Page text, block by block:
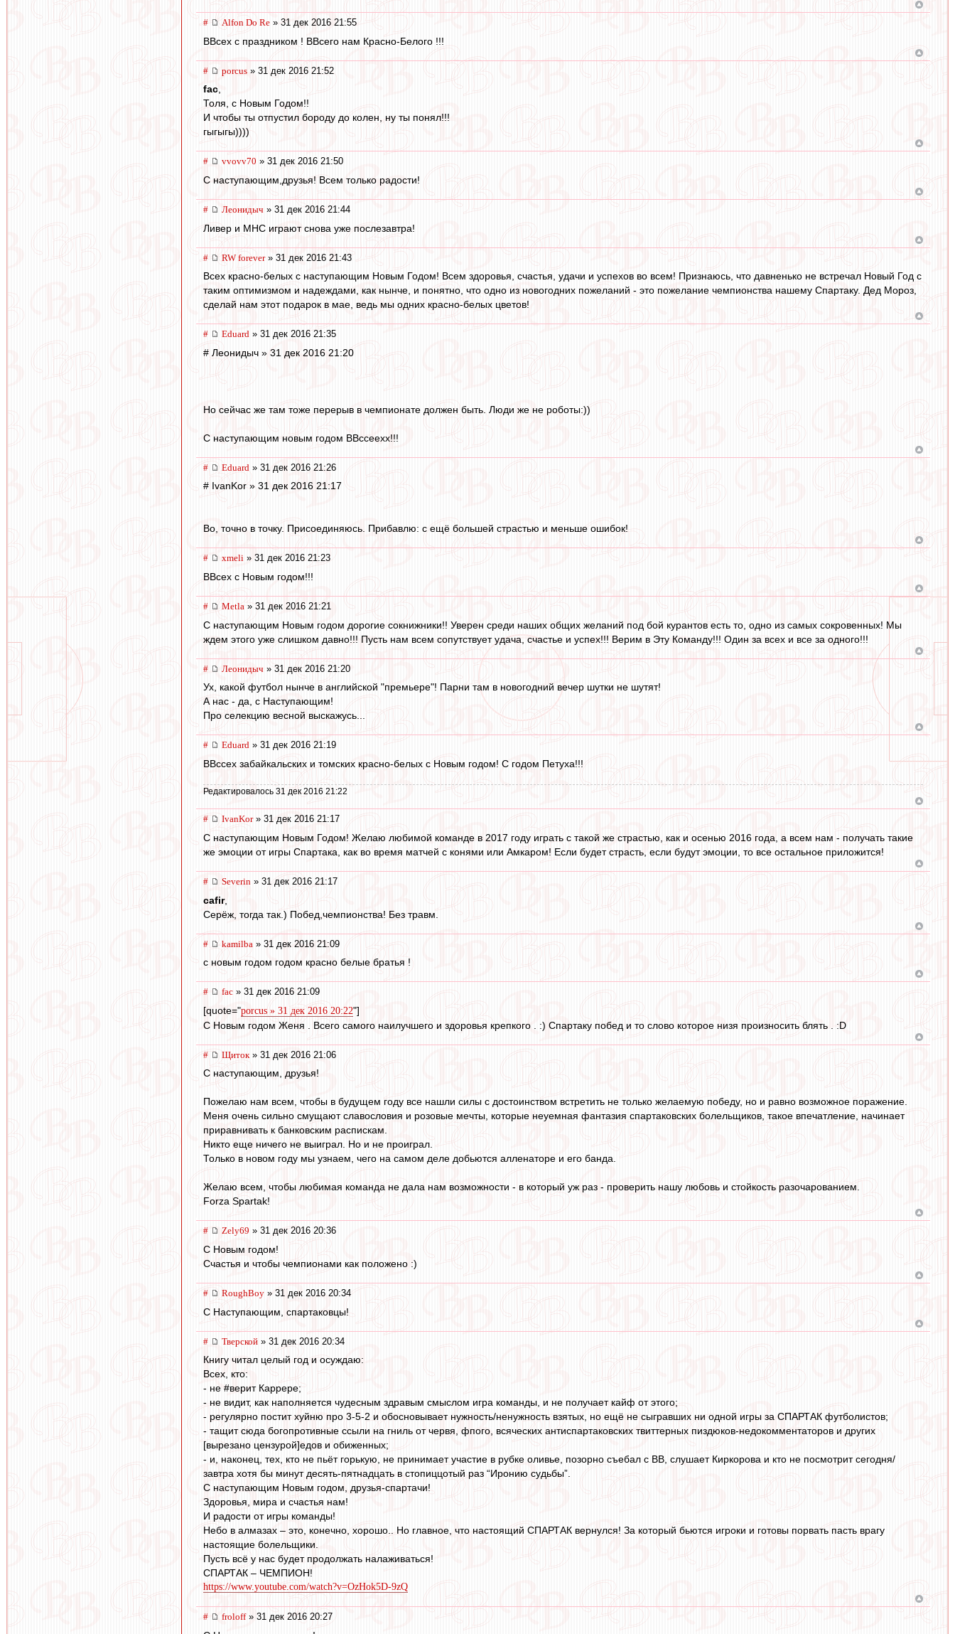
# Alfon Do Re » 31 дек 2016 21:55
ВВсех с праздником ! ВВсего нам Красно-Белого !!!
# porcus » 31 дек 2016 21:52
fac,
Толя, с Новым Годом!!
И чтобы ты отпустил бороду до колен, ну ты понял!!!
гыгыгы))))
# vvovv70 » 31 дек 2016 21:50
С наступающим,друзья! Всем только радости!
# Леонидыч » 31 дек 2016 21:44
Ливер и МНС играют снова уже послезавтра!
# RW forever» 31 дек 2016 21:43
Всех красно-белых с наступающим Новым Годом! Всем здоровья, счастья, удачи и успехов во всем! Признаюсь, что давненько не встречал Новый Год с
таким оптимизмом и надеждами, как нынче, и понятно, что одно из новогодних пожеланий - это пожелание чемпионства нашему Спартаку. Дед Мороз,
сделай нам этот подарок в мае, ведь мы одних красно-белых цветов!
# Eduard » 31 дек 2016 21:35
# Леонидыч » 31 дек 2016 21:20
Но сейчас же там тоже перерыв в чемпионате должен быть. Люди же не роботы:))
С наступающим новым годом ВВссеехх!!!
# Eduard » 31 дек 2016 21:26
# IvanKor » 31 дек 2016 21:17
Во, точно в точку. Присоединяюсь. Прибавлю: с ещё большей страстью и меньше ошибок!
# xmeli » 31 дек 2016 21:23
ВВсех с Новым годом!!!
# Metla » 31 дек 2016 21:21
С наступающим Новым годом дорогие сокнижники!! Уверен среди наших общих желаний под бой курантов есть то, одно из самых сокровенных! Мы
ждем этого уже слишком давно!!! Пусть нам всем сопутствует удача, счастье и успех!!! Верим в Эту Команду!!! Один за всех и все за одного!!!
# Леонидыч » 31 дек 2016 21:20
Ух, какой футбол нынче в английской "премьере"! Парни там в новогодний вечер шутки не шутят!
А нас - да, с Наступающим!
Про селекцию весной выскажусь...
# Eduard » 31 дек 2016 21:19
ВВссех забайкальских и томских красно-белых с Новым годом! С годом Петуха!!!
Редактировалось 31 дек 2016 21:22
# IvanKor» 31 дек 2016 21:17
С наступающим Новым Годом! Желаю любимой команде в 2017 году играть с такой же страстью, как и осенью 2016 года, а всем нам - получать такие
же эмоции от игры Спартака, как во время матчей с конями или Амкаром! Если будет страсть, если будут эмоции, то все остальное приложится!
# Severin » 31 дек 2016 21:17
cafir,
Серёж, тогда так.) Побед,чемпионства! Без травм.
# kamilba » 31 дек 2016 21:09
с новым годом годом красно белые братья !
# fac » 31 дек 2016 21:09
[quote="porcus » 31 дек 2016 20:22"]
С Новым годом Женя . Всего самого наилучшего и здоровья крепкого . :) Спартаку побед и то слово которое низя произносить блять . :D
# Щиток » 31 дек 2016 21:06
С наступающим, друзья!
Пожелаю нам всем, чтобы в будущем году все нашли силы с достоинством встретить не только желаемую победу, но и равно возможное поражение.
Меня очень сильно смущают славословия и розовые мечты, которые неуемная фантазия спартаковских болельщиков, такое впечатление, начинает
приравнивать к банковским распискам.
Никто еще ничего не выиграл. Но и не проиграл.
Только в новом году мы узнаем, чего на самом деле добьются алленаторе и его банда.
Желаю всем, чтобы любимая команда не дала нам возможности - в который уж раз - проверить нашу любовь и стойкость разочарованием.
Forza Spartak!
# Zely69 » 31 дек 2016 20:36
С Новым годом!
Счастья и чтобы чемпионами как положено :)
# RoughBoy » 31 дек 2016 20:34
С Наступающим, спартаковцы!
# Тверской » 31 дек 2016 20:34
Книгу читал целый год и осуждаю:
Всех, кто:
- не #верит Каррере;
- не видит, как наполняется чудесным здравым смыслом игра команды, и не получает кайф от этого;
- регулярно постит хуйню про 3-5-2 и обосновывает нужность/ненужность взятых, но ещё не сыгравших ни одной игры за СПАРТАК футболистов;
- тащит сюда богопротивные ссыли на гниль от червя, фпого, всяческих антиспартаковских твиттерных пиздюков-недокомментаторов и других
[вырезано цензурой]едов и обиженных;
- и, наконец, тех, кто не пьёт горькую, не принимает участие в рубке оливье, позорно съебал с ВВ, слушает Киркорова и кто не посмотрит сегодня/
завтра хотя бы минут десять-пятнадцать в стопиццотый раз “Иронию судьбы”.
С наступающим Новым годом, друзья-спартачи!
Здоровья, мира и счастья нам!
И радости от игры команды!
Небо в алмазах – это, конечно, хорошо.. Но главное, что настоящий СПАРТАК вернулся! За который бьются игроки и готовы порвать пасть врагу
настоящие болельщики.
Пусть всё у нас будет продолжать налаживаться!
СПАРТАК – ЧЕМПИОН!
https://www.youtube.com/watch?v=OzHok5D-9zQ
# froloff» 31 дек 2016 20:27